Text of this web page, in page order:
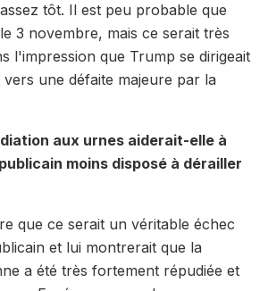
tôt. Il est peu probable que
3 novembre, mais ce serait très
l'impression que Trump se dirigeait
une défaite majeure par la
aux urnes aiderait-elle à
moins disposé à dérailler
que ce serait un véritable échec
et lui montrerait que la
a été très fortement répudiée et